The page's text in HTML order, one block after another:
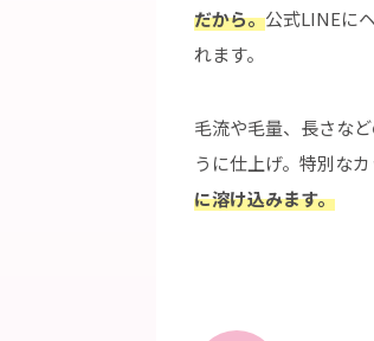
だから。公式LINEに
れます。
毛流や毛量、長さな
うに仕上げ。特別な
に溶け込みます。